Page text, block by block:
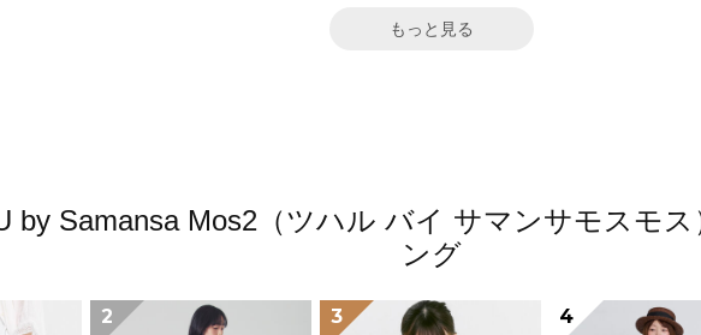
もっと見る
by Samansa Mos2（ツハル バイ サマンサモスモ
ング
2 3 4